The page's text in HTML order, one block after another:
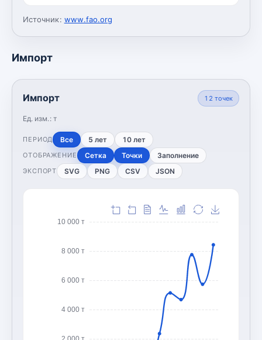
Источник: www.fao.org
Импорт
Импорт
Ед. изм.: т
12 точек
ПЕРИОД Все 5 лет 10 лет
ОТОБРАЖЕНИЕ Сетка Точки Заполнение
ЭКСПОРТ SVG PNG CSV JSON
4 000 т
6 000 т
8 000 т
10 000 т